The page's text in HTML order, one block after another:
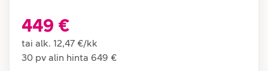
449 €
tai alk. 12,47 €/kk
30 pv alin hinta 649 €